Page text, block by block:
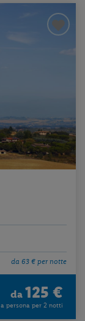
da 63 € per notte
da 125 €
a persona per 2 notti